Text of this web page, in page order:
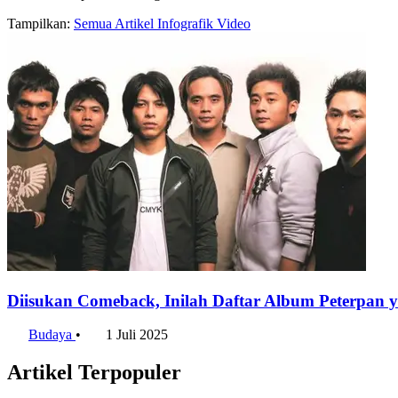
Tampilkan: Semua Artikel Infografik Video
Diisukan Comeback, Inilah Daftar Album Peterpan
Budaya • 1 Juli 2025
Artikel Terpopuler